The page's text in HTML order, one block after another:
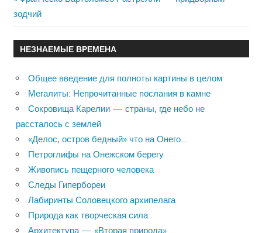
Навигация
по
записям
Post:
зодчий
НЕЗНАЕМЫЕ ВРЕМЕНА
Общее введение для полноты картины в целом
Мегалиты: Непрочитанные послания в камне
Сокровища Карелии — страны, где небо не
рассталось с землей
«Делос, остров бедный» что на Онего…
Петроглифы на Онежском берегу
Живопись пещерного человека
Следы Гипербореи
Лабиринты Соловецкого архипелага
Природа как творческая сила
Архитектура — «Вторая природа»